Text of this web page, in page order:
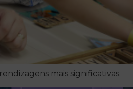
mais significativas.